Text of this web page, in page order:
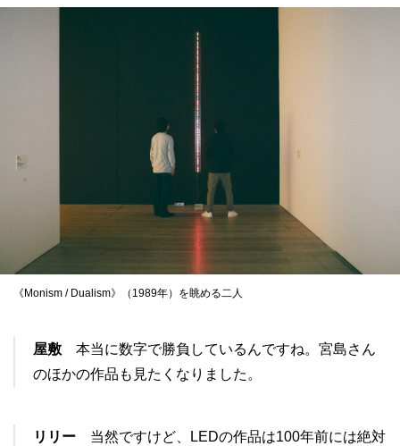
《Monism / Dualism》（1989年）を眺める二人
屋敷 本当に数字で勝負しているんですね。宮島さん
のほかの作品も見たくなりました。
リリー 当然ですけど、LEDの作品は100年前には絶対